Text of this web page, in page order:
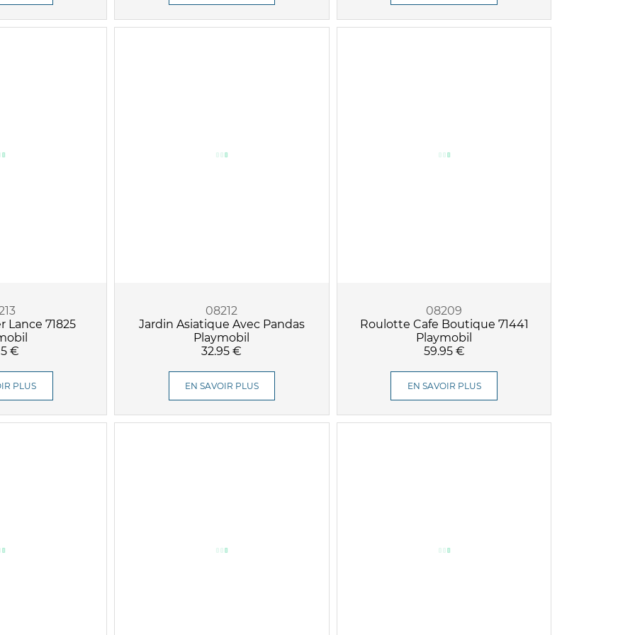
Lance 71825
€
PLUS
08212
Jardin Asiatique Avec Pandas
Playmobil
32.95 €
EN SAVOIR PLUS
08209
Roulotte Cafe Boutique 71441
Playmobil
59.95 €
EN SAVOIR PLUS